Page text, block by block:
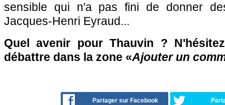
sensible qui n'a pas fini de donner
Jacques-Henri Eyraud...
Quel avenir pour Thauvin ?
débattre dans la zone «Ajouter un
Partager sur Facebook